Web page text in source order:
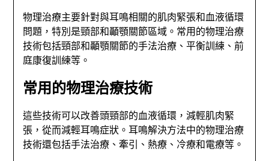
物理治療主要針對與耳鳴相關的肌肉緊張和血液循環
問題，特別是頸部和顳顎關節區域。常用的物理治療
技術包括頸部和顳顎關節的手法治療、平衡訓練、前
庭康復訓練等。
常用的物理治療技術
這些技術可以改善頭頸部的血液循環，減輕肌肉緊
張，從而減輕耳鳴症狀。耳鳴解決方法中的物理治療
技術還包括手法治療、牽引、熱療、冷療和電療等。